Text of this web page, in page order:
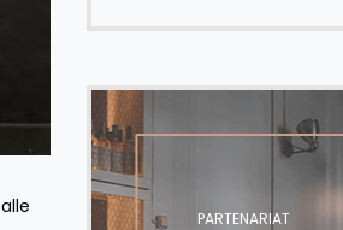
PARTENARIAT